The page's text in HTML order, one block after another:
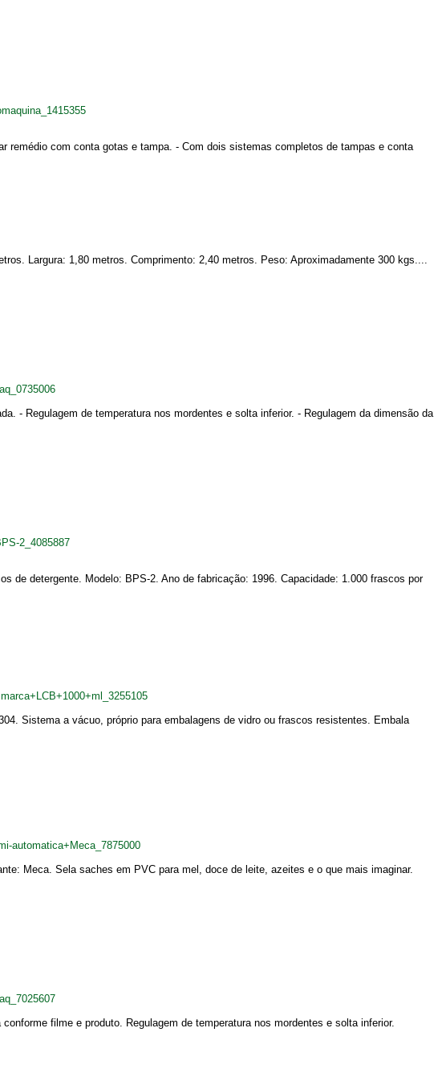
remédio com conta gotas e tampa. - Com dois sistemas completos de tampas e conta
Largura: 1,80 metros. Comprimento: 2,40 metros. Peso: Aproximadamente 300 kgs....
- Regulagem de temperatura nos mordentes e solta inferior. - Regulagem da dimensão da
2_4085887
de detergente. Modelo: BPS-2. Ano de fabricação: 1996. Capacidade: 1.000 frascos por
Sistema a vácuo, próprio para embalagens de vidro ou frascos resistentes. Embala
automatica+Meca_7875000
Meca. Sela saches em PVC para mel, doce de leite, azeites e o que mais imaginar.
filme e produto. Regulagem de temperatura nos mordentes e solta inferior.